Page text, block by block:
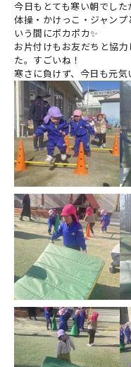
今日もとても寒い朝でした
体操・かけっこ・ジャン
いう間にポカポカ✨
お片付けもお友だちと協
た。すごいね！
寒さに負けず、今日も元気